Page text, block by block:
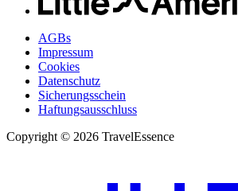
AGBs
Impressum
Cookies
Datenschutz
Sicherungsschein
Haftungsausschluss
Copyright © 2026 TravelEssence